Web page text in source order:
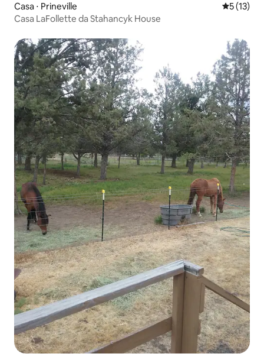
Casa ⋅ Prineville 5 de uma
5 (13)
Casa LaFollette da Stahancyk House